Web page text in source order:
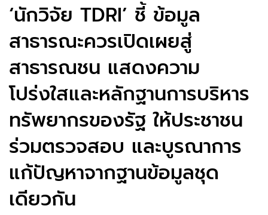
‘นักวิจัย TDRI’ ชี้ ข้อมูล
สาธารณะควรเปิดเผยสู่
สาธารณชน แสดงความ
โปร่งใสและหลักฐานการบริหาร
ทรัพยากรของรัฐ ให้ประชาชน
ร่วมตรวจสอบ และบูรณาการ
แก้ปัญหาจากฐานข้อมูลชุด
เดียวกัน